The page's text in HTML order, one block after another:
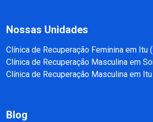
Nossas Unidades
Clínica de Recuperação Feminina em Itu
Clínica de Recuperação Masculina em
Clínica de Recuperação Masculina em
Blog